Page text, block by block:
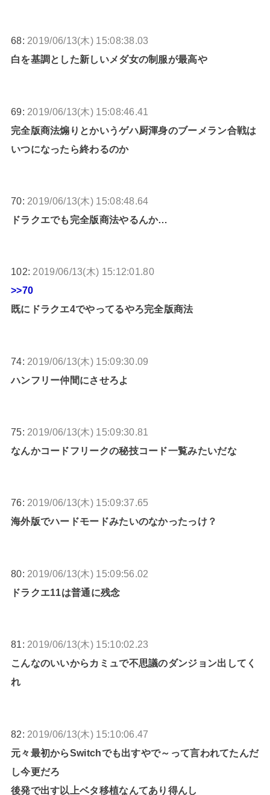
68: 2019/06/13(木) 15:08:38.03
白を基調とした新しいメダ女の制服が最高や
69: 2019/06/13(木) 15:08:46.41
完全版商法煽りとかいうゲハ厨渾身のブーメラン合戦は
いつになったら終わるのか
70: 2019/06/13(木) 15:08:48.64
ドラクエでも完全版商法やるんか…
102: 2019/06/13(木) 15:12:01.80
>>70
既にドラクエ4でやってるやろ完全版商法
74: 2019/06/13(木) 15:09:30.09
ハンフリー仲間にさせろよ
75: 2019/06/13(木) 15:09:30.81
なんかコードフリークの秘技コード一覧みたいだな
76: 2019/06/13(木) 15:09:37.65
海外版でハードモードみたいのなかったっけ？
80: 2019/06/13(木) 15:09:56.02
ドラクエ11は普通に残念
81: 2019/06/13(木) 15:10:02.23
こんなのいいからカミュで不思議のダンジョン出してく
れ
82: 2019/06/13(木) 15:10:06.47
元々最初からSwitchでも出すやで～って言われてたんだ
し今更だろ
後発で出す以上ベタ移植なんてあり得んし